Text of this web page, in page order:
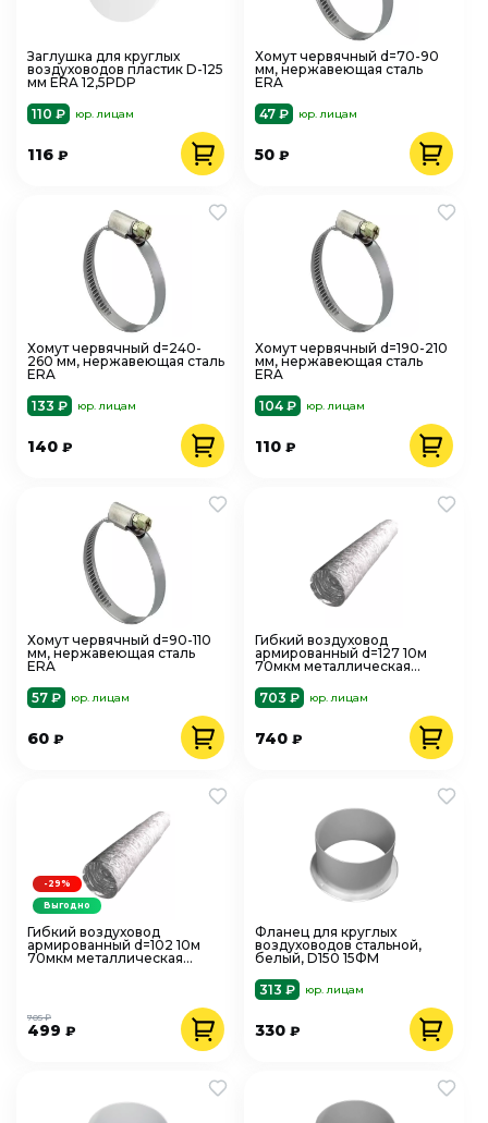
Заглушка для круглых
воздуховодов пластик D-125
мм ERA 12,5PDP
110 ₽
юр. лицам
116 ₽
Хомут червячный d=70-90
мм, нержавеющая сталь
ERA
47 ₽
юр. лицам
50₽
Хомут червячный d=240-
260 мм, нержавеющая сталь
ERA
133 ₽
юр. лицам
140 ₽
Хомут червячный d=190-210
мм, нержавеющая сталь
ERA
104 ₽
юр. лицам
110₽
Хомут червячный d=90-110
мм, нержавеющая сталь
ERA
57 ₽
юр. лицам
60 ₽
Гибкий воздуховод
армированный d=127 10м
70мкм металлическая
703 ₽
юр. лицам
740₽
Гибкий воздуховод
армированный d=102 10м
70мкм металлическая
499 ₽
705 ₽
-29%
Выгодно
Фланец для круглых
воздуховодов стальной,
белый, D150 15ФМ
313 ₽
юр. лицам
330₽